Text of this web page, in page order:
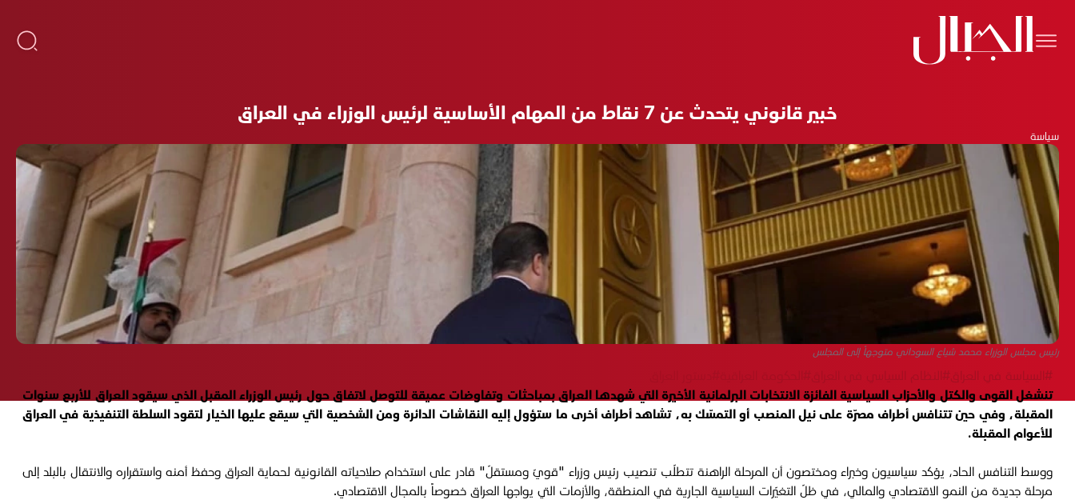
خبير قانوني يتحدث عن 7 نقاط من المهام الأساسية لرئيس الوزراء في العراق
سياسة
رئيس مجلس الوزراء محمد شياع السوداني متوجهاً إلى المجلس
#السياسة في العراق#النظام السياسي في العراق
تنشغل القوى والكتل والأحزاب السياسية الفائزة الانتخابات البرلمانية الأخيرة التي شهدها العراق بمباحثات وتفاوضات عميقة للتوصل لاتفاق حول رئيس الوزراء المقبل الذي سيقود العراق للأربع سنوات
المقبلة، وفي حين تتنافس أطراف مصرّة على نيل المنصب أو التمسّك به، تشاهد أطراف أخرى ما ستؤول إليه النقاشات الدائرة ومن الشخصية التي سيقع عليها الخيار لتقود السلطة التنفيذية في العراق
للأعوام المقبلة.
ووسط التنافس الحاد، يؤكد سياسيون وخبراء ومختصون أن المرحلة الراهنة تتطلّب تنصيب رئيس وزراء "قويّ ومستقلّ" قادر على استخدام صلاحياته القانونية لحماية العراق وحفظ أمنه واستقراره والانتقال بالبلد إلى
مرحلة جديدة من النمو الاقتصادي والمالي، في ظلّ التغيّرات السياسية الجارية في المنطقة، والأزمات التي يواجها العراق خصوصاً بالمجال الاقتصادي.